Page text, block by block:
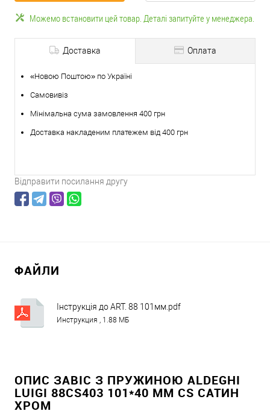
Можемо встановити цей товар. Деталі запитуйте у менеджера.
Доставка Оплата
«Новою Поштою» по Україні
Самовивіз
Мінімальна сума замовлення 400 грн
Доставка накладеним платежем від 400 грн
Відправити посилання другу
ФАЙЛИ
Інструкція до ART. 88 101мм.pdf
Инструкция , 1.88 МБ
ОПИС ЗАВІС З ПРУЖИНОЮ ALDEGHI
LUIGI 88CS403 101*40 ММ CS САТИН
ХРОМ